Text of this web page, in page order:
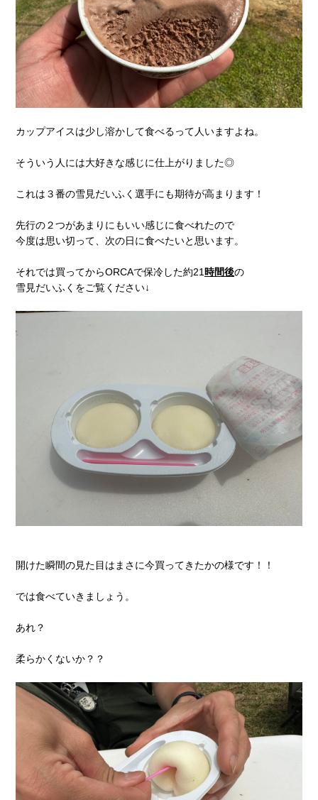
カップアイスは少し溶かして食べるって人いますよね。
そういう人には大好きな感じに仕上がりました◎
これは３番の雪見だいふく選手にも期待が高まります！
先行の２つがあまりにもいい感じに食べれたので
今度は思い切って、次の日に食べたいと思います。
それでは買ってからORCAで保冷した約21 時間後の
雪見だいふくをご覧ください↓
開けた瞬間の見た目はまさに今買ってきたかの様です！！
では食べていきましょう。
あれ？
柔らかくないか？？